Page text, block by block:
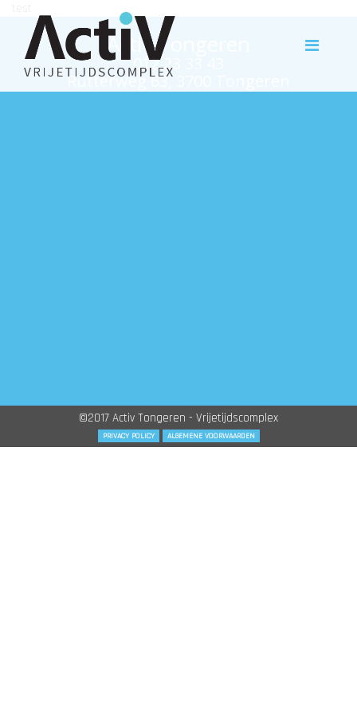
Activ Tongeren
012 23 33 43
Rutterweg 63, 3700 Tongeren
©2017 Activ Tongeren - Vrijetijdscomplex
PRIVACY POLICY ALGEMENE VOORWAARDEN